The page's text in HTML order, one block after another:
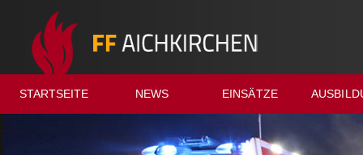
STARTSEITE NEWS EINSÄTZE